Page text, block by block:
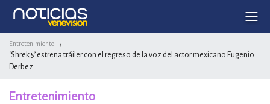
Entretenimiento /
‘Shrek 5’ estrena tráiler con el regreso de la voz del actor mexicano Eugenio
Derbez
Entretenimiento